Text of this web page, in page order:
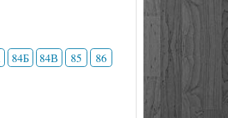
84Б 84В 85
86